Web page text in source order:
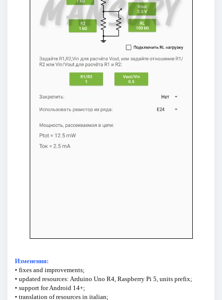
Изменения:
• fixes and improvements;
• updated resources: Arduino Uno R4, Raspberry Pi 5, units prefix;
• support for Android 14+;
• translation of resources in italian;